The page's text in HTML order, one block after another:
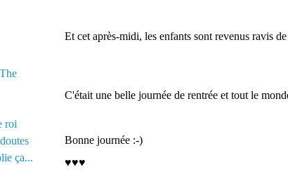
roi
ça...
Et cet après-midi, les enfants sont revenus ravis
C'était une belle journée de rentrée et tout le
Bonne journée :-)
♥♥♥